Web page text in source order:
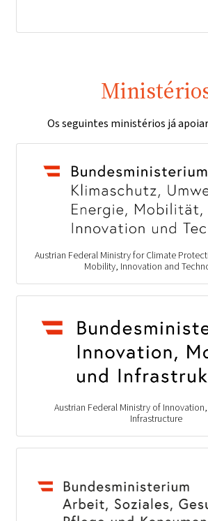
Os seguintes ministérios já
Austrian Federal Ministry for Climate
Mobility, Innovation and
Austrian Federal Ministry of
Infrastructure